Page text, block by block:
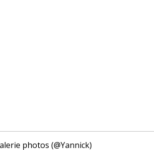
photos (@Yannick)